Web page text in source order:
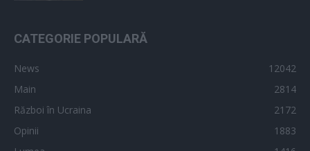
CATEGORIE POPULARĂ
News
12042
Main
2814
Război în Ucraina
2172
Opinii
1883